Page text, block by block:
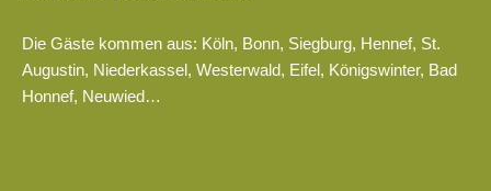
Die Gäste kommen aus: Köln, Bonn, Siegburg, Hennef, St.
Augustin, Niederkassel, Westerwald, Eifel, Königswinter, Bad
Honnef, Neuwied…